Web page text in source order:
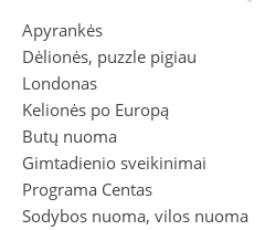
Apyrankės
Dėlionės, puzzle pigiau
Londonas
Kelionės po Europą
Butų nuoma
Gimtadienio sveikinimai
Programa Centas
Sodybos nuoma, vilos nuoma